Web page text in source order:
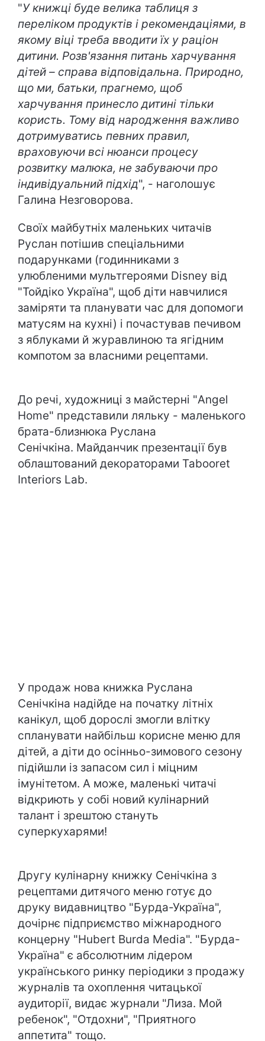
"У книжці буде велика таблиця з
переліком продуктів і рекомендаціями, в
якому віці треба вводити їх у раціон
дитини. Розв'язання питань харчування
дітей – справа відповідальна. Природно,
що ми, батьки, прагнемо, щоб
харчування принесло дитині тільки
користь. Тому від народження важливо
дотримуватись певних правил,
враховуючи всі нюанси процесу
розвитку малюка, не забуваючи про
індивідуальний підхід", - наголошує
Галина Незговорова.
Своїх майбутніх маленьких читачів
Руслан потішив спеціальними
подарунками (годинниками з
улюбленими мультгероями Disney від
"Тойдіко Україна", щоб діти навчилися
заміряти та планувати час для допомоги
матусям на кухні) і почастував печивом
з яблуками й журавлиною та ягідним
компотом за власними рецептами.
До речі, художниці з майстерні "Angel
Home" представили ляльку - маленького
брата-близнюка Руслана
Сенічкіна. Майданчик презентації був
облаштований декораторами Tabooret
Interiors Lab.
У продаж нова книжка Руслана
Сенічкіна надійде на початку літніх
канікул, щоб дорослі змогли влітку
спланувати найбільш корисне меню для
дітей, а діти до осінньо-зимового сезону
підійшли із запасом сил і міцним
імунітетом. А може, маленькі читачі
відкриють у собі новий кулінарний
талант і зрештою стануть
суперкухарями!
Другу кулінарну книжку Сенічкіна з
рецептами дитячого меню готує до
друку видавництво "Бурда-Україна",
дочірнє підприємство міжнародного
концерну "Hubert Burda Media". "Бурда-
Україна" є абсолютним лідером
українського ринку періодики з продажу
журналів та охоплення читацької
аудиторії, видає журнали "Лиза. Мой
ребенок", "Отдохни", "Приятного
аппетита" тощо.